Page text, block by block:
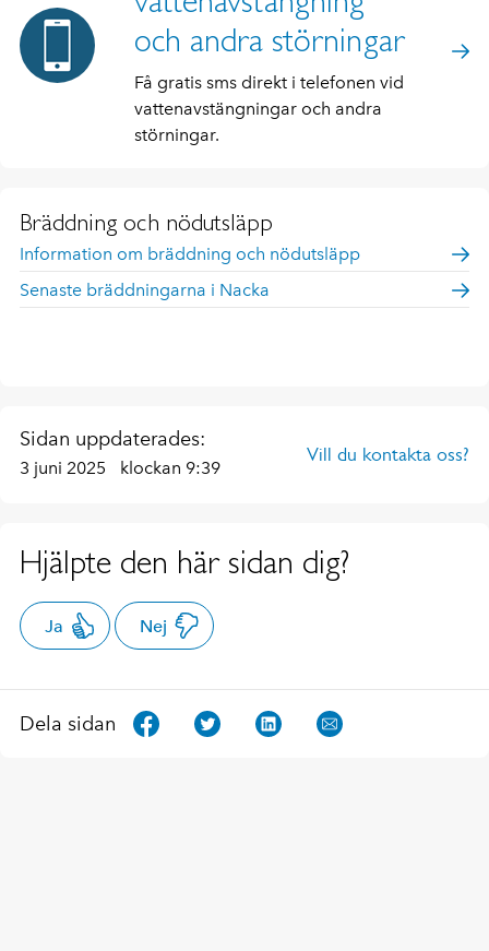
och andra störningar
Få gratis sms direkt i telefonen vid
vattenavstängningar och andra
störningar.
Bräddning och nödutsläpp
Information om bräddning och nödutsläpp
Senaste bräddningarna i Nacka
Sidan uppdaterades:
3 juni 2025 klockan 9:39
Vill du kontakta oss?
Hjälpte den här sidan dig?
Ja Nej
Dela sidan